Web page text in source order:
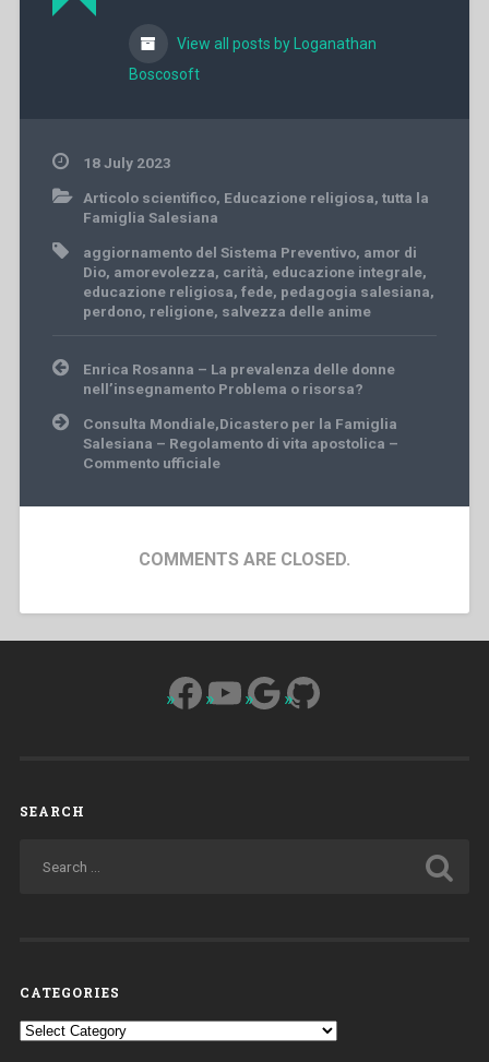
View all posts by Loganathan
Boscosoft
18 July 2023
Articolo scientifico, Educazione religiosa, tutta la
Famiglia Salesiana
aggiornamento del Sistema Preventivo, amor di
Dio, amorevolezza, carità, educazione integrale,
educazione religiosa, fede, pedagogia salesiana,
perdono, religione, salvezza delle anime
Post
navigation
Enrica Rosanna – La prevalenza delle donne
nell’insegnamento Problema o risorsa?
Consulta Mondiale,Dicastero per la Famiglia
Salesiana – Regolamento di vita apostolica –
Commento ufficiale
COMMENTS ARE CLOSED.
Facebook
YouTube
Google
GitHub
SEARCH
CATEGORIES
Categories